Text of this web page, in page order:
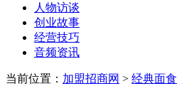
人物访谈
创业故事
经营技巧
音频资讯
当前位置： 加盟招商网 > 经典面食